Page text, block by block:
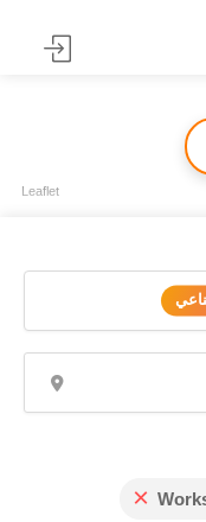
×
Leaflet